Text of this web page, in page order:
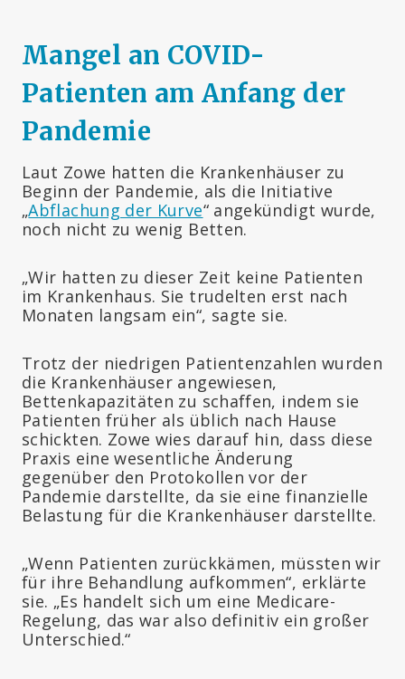
Mangel an COVID-
Patienten am Anfang der
Pandemie
Laut Zowe hatten die Krankenhäuser zu
Beginn der Pandemie, als die Initiative
„Abflachung der Kurve“ angekündigt wurde,
noch nicht zu wenig Betten.
„Wir hatten zu dieser Zeit keine Patienten
im Krankenhaus. Sie trudelten erst nach
Monaten langsam ein“, sagte sie.
Trotz der niedrigen Patientenzahlen wurden
die Krankenhäuser angewiesen,
Bettenkapazitäten zu schaffen, indem sie
Patienten früher als üblich nach Hause
schickten. Zowe wies darauf hin, dass diese
Praxis eine wesentliche Änderung
gegenüber den Protokollen vor der
Pandemie darstellte, da sie eine finanzielle
Belastung für die Krankenhäuser darstellte.
„Wenn Patienten zurückkämen, müssten wir
für ihre Behandlung aufkommen“, erklärte
sie. „Es handelt sich um eine Medicare-
Regelung, das war also definitiv ein großer
Unterschied.“